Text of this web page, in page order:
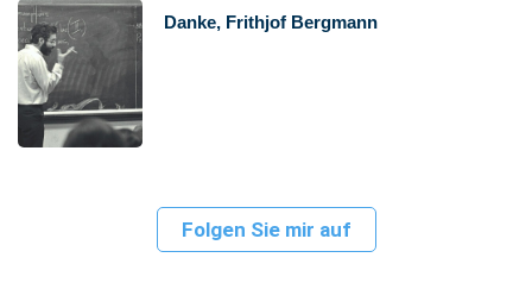
Danke, Frithjof Bergmann
Folgen Sie mir auf